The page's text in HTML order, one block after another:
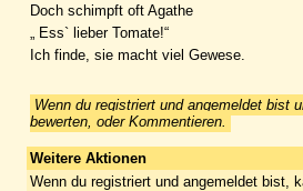
Doch schimpft oft Agathe
„ Ess` lieber Tomate!“
Ich finde, sie macht viel Gewese.
Wenn du registriert und angemeldet bist
bewerten, oder Kommentieren.
Weitere Aktionen
Wenn du registriert und angemeldet bist,